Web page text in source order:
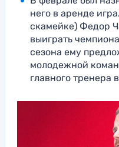
него в аренде
скамейке) Федор
выиграть
сезона ему
молодежной
главного тренера